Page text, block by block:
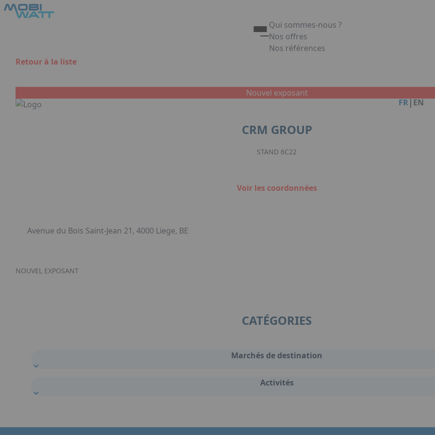
Aller au contenu principal
Qui sommes-nous ?
Nos offres
Nos références
FR|EN
Retour à la liste
Nouvel exposant
CRM GROUP
STAND 6C22
Voir les coordonnées
Avenue du Bois Saint-Jean 21, 4000 Liege, BE
NOUVEL EXPOSANT
CATÉGORIES
Marchés de destination
Activités
Panneau de gestion des cookies